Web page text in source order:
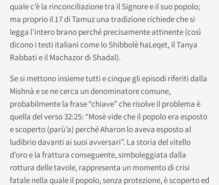
quale c’è la rinconciliazione tra il Signore e il suo popolo;
ma proprio il 17 di Tamuz una tradizione richiede che si
legga l’intero brano perché precisamente attinente (così
dicono i testi italiani come lo Shibbolè haLeqet, il Tanya
Rabbati e il Machazor di Shadal).
Se si mettono insieme tutti e cinque gli episodi riferiti dalla
Mishnà e se ne cerca un denominatore comune,
probabilmente la frase “chiave” che risolve il problema è
quella del verso 32:25: “Mosè vide che il popolo era esposto
e scoperto (parù’a) perché Aharon lo aveva esposto al
ludibrio davanti ai suoi avversari”. La storia del vitello
d’oro e la frattura conseguente, simboleggiata dalla
rottura delle tavole, rappresenta un momento di crisi
fatale nella quale il popolo, senza protezione, è scoperto ed